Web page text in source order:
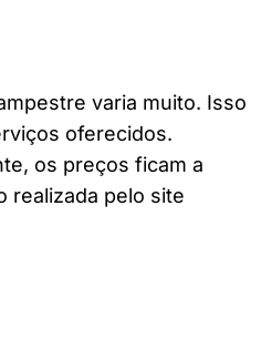
varia muito. Isso
oferecidos.
os preços ficam a
realizada pelo site